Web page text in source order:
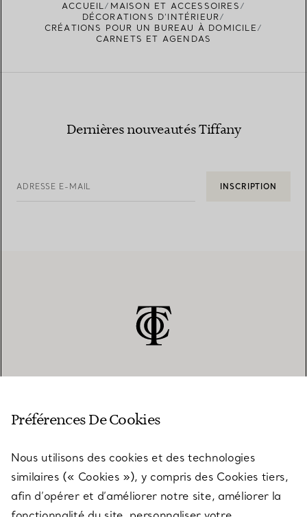
ACCUEIL
MAISON ET ACCESSOIRES
DÉCORATIONS D'INTÉRIEUR
CRÉATIONS POUR UN BUREAU À DOMICILE
CARNETS ET AGENDAS
Dernières nouveautés Tiffany
ADRESSE E-MAIL INSCRIPTION
SERVICES
Préférences De Cookies
Nous utilisons des cookies et des technologies
similaires (« Cookies »), y compris des Cookies tiers,
afin d’opérer et d’améliorer notre site, améliorer la